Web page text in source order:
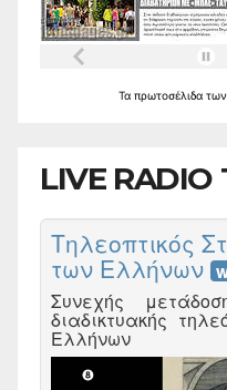
Τα πρωτοσέλιδα των
LIVE RADIO